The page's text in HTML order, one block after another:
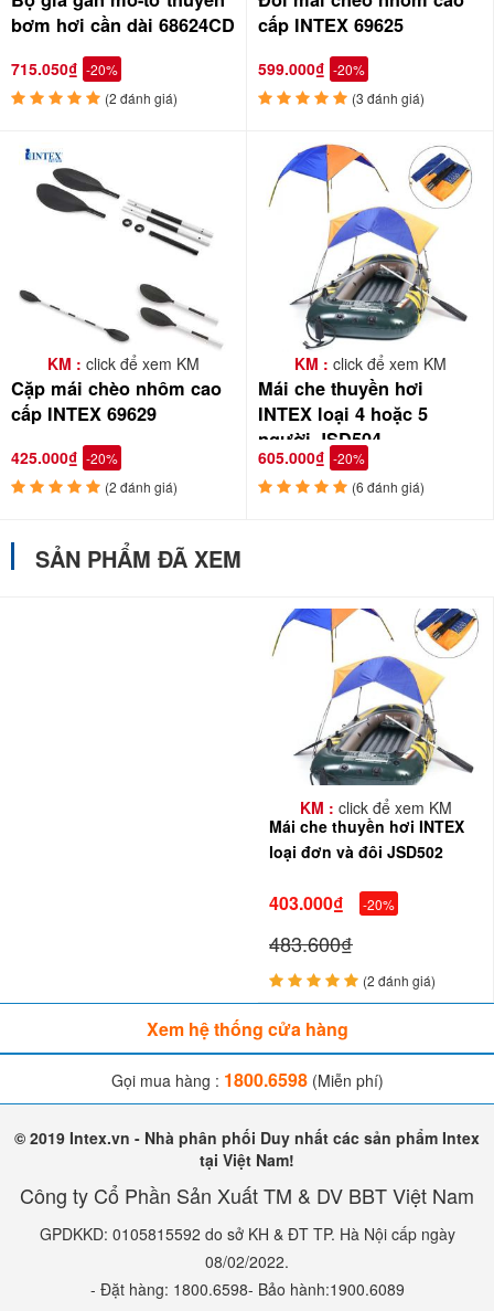
bơm hơi cần dài 68624CD
715.050₫ -20%
(2 đánh giá)
cấp INTEX 69625
599.000₫ -20%
(3 đánh giá)
KM : click để xem KM
Cặp mái chèo nhôm cao
cấp INTEX 69629
425.000₫ -20%
(2 đánh giá)
KM : click để xem KM
Mái che thuyền hơi
INTEX loại 4 hoặc 5
người JSD504
605.000₫ -20%
(6 đánh giá)
SẢN PHẨM ĐÃ XEM
KM : click để xem KM
Mái che thuyền hơi INTEX
loại đơn và đôi JSD502
403.000₫ -20%
483.600₫
(2 đánh giá)
Xem hệ thống cửa hàng
Gọi mua hàng : 1800.6598(Miễn phí)
© 2019 Intex.vn - Nhà phân phối Duy nhất các sản phẩm Intex
tại Việt Nam!
Công ty Cổ Phần Sản Xuất TM & DV BBT Việt Nam
GPDKKD: 0105815592 do sở KH & ĐT TP. Hà Nội cấp ngày
08/02/2022.
- Đặt hàng: 1800.6598- Bảo hành:1900.6089